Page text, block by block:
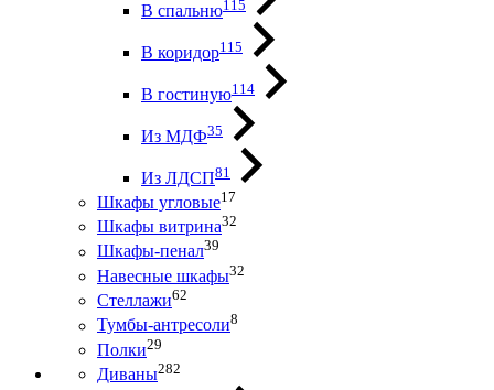
В спальню115
В коридор115
В гостиную114
Из МДФ35
Из ЛДСП81
Шкафы угловые17
Шкафы витрина32
Шкафы-пенал39
Навесные шкафы32
Стеллажи62
Тумбы-антресоли8
Полки29
Диваны282